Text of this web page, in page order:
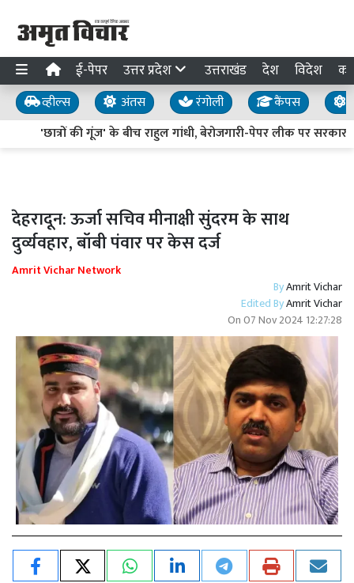
ई-पेपर उत्तर प्रदेश उत्तराखंड देश विदेश
व्हील्स अंतस रंगोली कैंपस
'छात्रों की गूंज' के बीच राहुल गांधी, बेरोजगारी-पेपर लीक पर
देहरादून: ऊर्जा सचिव मीनाक्षी सुंदरम के साथ
दुर्व्यवहार, बॉबी पंवार पर केस दर्ज
Amrit Vichar Network
ByAmrit Vichar
Edited ByAmrit Vichar
On07 Nov 2024 12:27:28